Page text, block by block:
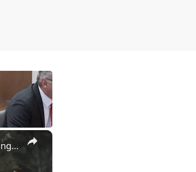
×
Brazil: Brazilian cities celebrate Dragon Boat Festival with vibrant boating races.